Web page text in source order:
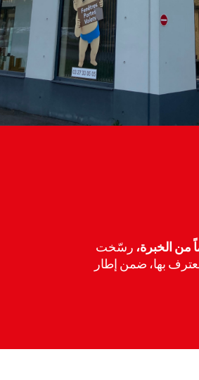
رسّخت PANO نفسها كواحدة من أكثر الشبكات صلابة في هذا القطاع.
بها، ضمن إطار